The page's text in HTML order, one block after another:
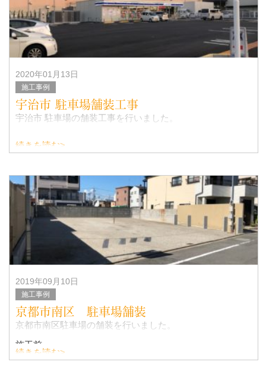
2020年01月13日
施工事例
宇治市 駐車場舗装工事
宇治市 駐車場の舗装工事を行いました。
続きを読む>
2019年09月10日
施工事例
京都市南区 駐車場舗装
京都市南区駐車場の舗装を行いました。
施工前
続きを読む>